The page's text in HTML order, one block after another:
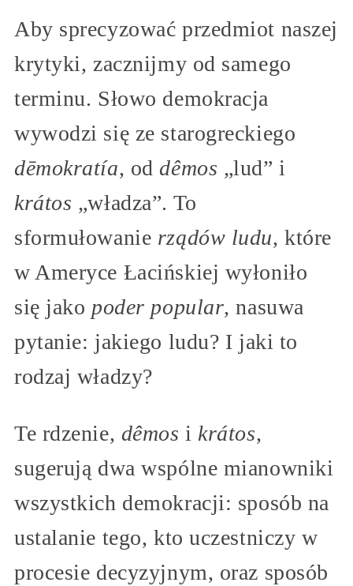
Aby sprecyzować przedmiot naszej
krytyki, zacznijmy od samego
terminu. Słowo demokracja
wywodzi się ze starogreckiego
dēmokratía, oddêmos „lud” i
krátos „władza”. To
sformułowanie rządów ludu, które
w Ameryce Łacińskiej wyłoniło
się jako poder popular, nasuwa
pytanie: jakiego ludu? I jaki to
rodzaj władzy?
Te rdzenie, dêmos i krátos,
sugerują dwa wspólne mianowniki
wszystkich demokracji: sposób na
ustalanie tego, kto uczestniczy w
procesie decyzyjnym, oraz sposób